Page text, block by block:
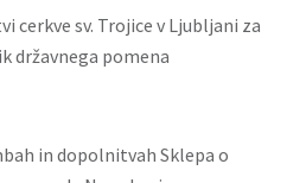
cerkve sv. Trojice v Ljubljani za
državnega pomena
in dopolnitvah Sklepa o